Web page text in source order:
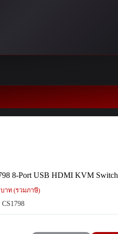
8-Port USB HDMI KVM Switch
บาท (รวมภาษี)
CS1798